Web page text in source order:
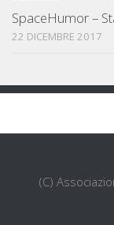
SpaceHumor –
22 DICEMBRE 2017
(C)